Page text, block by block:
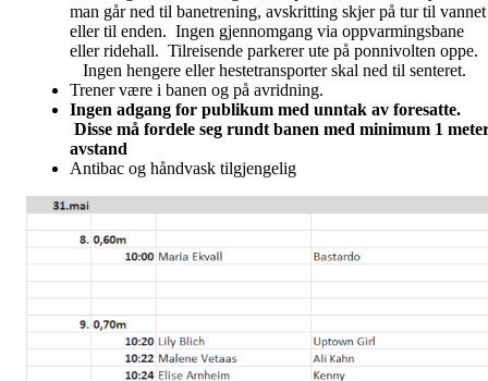
man går ned til banetrening, avskritting skjer på tur til vannet
eller til enden. Ingen gjennomgang via oppvarmingsbane
eller ridehall. Tilreisende parkerer ute på ponnivolten
Ingen hengere eller hestetransporter skal ned til senteret.
Trener være i banen og på avridning.
Ingen adgang for publikum med unntak av foresatte.
Disse må fordele seg rundt banen med minimum 1
avstand
Antibac og håndvask tilgjengelig